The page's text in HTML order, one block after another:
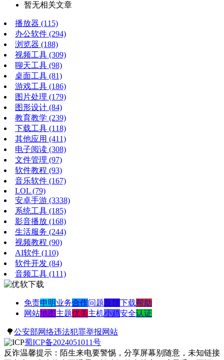
暂无相关文章
播放器 (115)
办公软件 (294)
浏览器 (188)
视频工具 (309)
聊天工具 (98)
桌面工具 (81)
游戏工具 (186)
图片处理 (179)
图形设计 (84)
教育教学 (239)
下载工具 (118)
其他应用 (411)
电子阅读 (308)
文件管理 (97)
软件教程 (93)
音乐软件 (167)
LOL (79)
安卓手游 (3338)
系统工具 (185)
影音播放 (168)
生活服务 (244)
视频教程 (90)
AI软件 (110)
软件开发 (84)
音频工具 (111)
免责申明业务合作问题反馈下载帮助
网站地图 主题优美主机小鸡安全认证
🌳公安部网络违法犯罪举报网站
蜀ICP备2024051011号
反诈温馨提示：陌生来电要警惕，分享屏幕别随意，未知链接